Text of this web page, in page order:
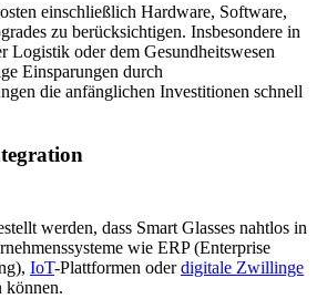
einschließlich Hardware, Software,
zu berücksichtigen. Insbesondere in
Logistik oder dem Gesundheitswesen
Einsparungen durch
die anfänglichen Investitionen schnell
werden, dass Smart Glasses nahtlos in
wie ERP (Enterprise
IoT-Plattformen oderdigitale Zwillinge
können.